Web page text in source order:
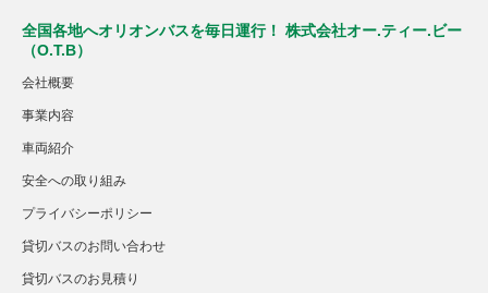
全国各地へオリオンバスを毎日運行！ 株式会社オー.ティー.ビー
（O.T.B）
会社概要
事業内容
車両紹介
安全への取り組み
プライバシーポリシー
貸切バスのお問い合わせ
貸切バスのお見積り